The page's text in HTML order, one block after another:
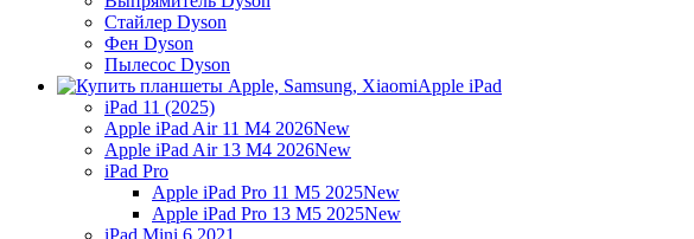
Стайлер Dyson
Фен Dyson
Пылесос Dyson
Apple iPad
iPad 11 (2025)
Apple iPad Air 11 M4 2026New
Apple iPad Air 13 M4 2026New
iPad Pro
Apple iPad Pro 11 M5 2025New
Apple iPad Pro 13 M5 2025New
iPad Mini 6 2021